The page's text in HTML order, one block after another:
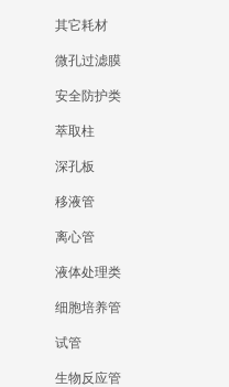
其它耗材
微孔过滤膜
安全防护类
萃取柱
深孔板
移液管
离心管
液体处理类
细胞培养管
试管
生物反应管